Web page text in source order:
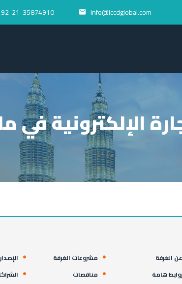

 Info@iccdglobal.com
92-21-35874910+
الإلكترونية في
عن الغرفة
روابط هامة
مشروعات الغرفة
مناقصات